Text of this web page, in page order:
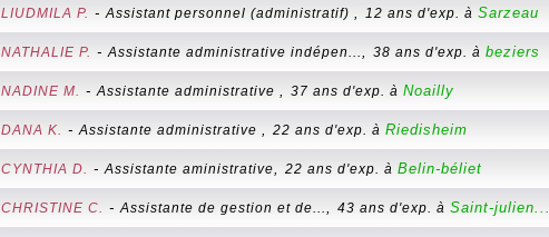
LIUDMILA P. -Assistant personnel (administratif) , 12 ans d'exp. à Sarzeau
NATHALIE P. -Assistante administrative indépen..., 38 ans d'exp. à beziers
NADINE M. -Assistante administrative , 37 ans d'exp. à Noailly
DANA K. -Assistante administrative , 22 ans d'exp. à Riedisheim
CYNTHIA D. -Assistante aministrative, 22 ans d'exp. à Belin-béliet
CHRISTINE C. -Assistante de gestion et de..., 43 ans d'exp. à Saint-julien...